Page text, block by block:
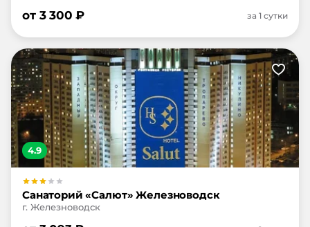
от 3 300 ₽ за 1 сутки
4.9
Санаторий «Салют» Железноводск
г. Железноводск